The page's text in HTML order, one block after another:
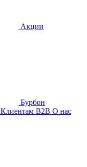
Акции
Бурбон
Клиентам B2B О нас